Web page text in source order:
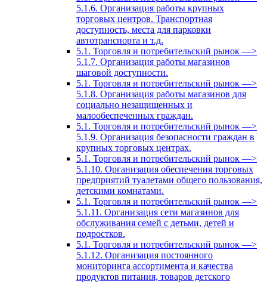
5.1.6. Организация работы крупных
торговых центров. Транспортная
доступность, места для парковки
автотранспорта и т.д.
5.1. Торговля и потребительский рынок —>
5.1.7. Организация работы магазинов
шаговой доступности.
5.1. Торговля и потребительский рынок —>
5.1.8. Организация работы магазинов для
социально незащищенных и
малообеспеченных граждан.
5.1. Торговля и потребительский рынок —>
5.1.9. Организация безопасности граждан в
крупных торговых центрах.
5.1. Торговля и потребительский рынок —>
5.1.10. Организация обеспечения торговых
предприятий туалетами общего пользования,
детскими комнатами.
5.1. Торговля и потребительский рынок —>
5.1.11. Организация сети магазинов для
обслуживания семей с детьми, детей и
подростков.
5.1. Торговля и потребительский рынок —>
5.1.12. Организация постоянного
мониторинга ассортимента и качества
продуктов питания, товаров детского